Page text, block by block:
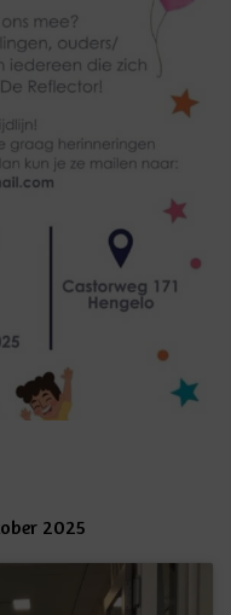
2025